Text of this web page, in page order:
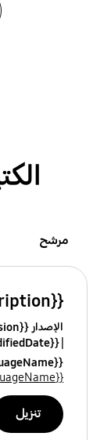
مرشح
{{file.description}}
الإصدار {{file.fileVersion}}
{{file.fileModifiedDate}}
{{file.languageName}}
{{file.languageName}}
تنزيل